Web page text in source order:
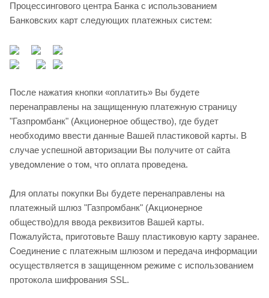
Процессингового центра Банка с использованием
Банковских карт следующих платежных систем:
После нажатия кнопки «оплатить» Вы будете
перенаправлены на защищенную платежную страницу
"Газпромбанк" (Акционерное общество), где будет
необходимо ввести данные Вашей пластиковой карты. В
случае успешной авторизации Вы получите от сайта
уведомление о том, что оплата проведена.
Для оплаты покупки Вы будете перенаправлены на
платежный шлюз "Газпромбанк" (Акционерное
общество)для ввода реквизитов Вашей карты.
Пожалуйста, приготовьте Вашу пластиковую карту заранее.
Соединение с платежным шлюзом и передача информации
осуществляется в защищенном режиме с использованием
протокола шифрования SSL.